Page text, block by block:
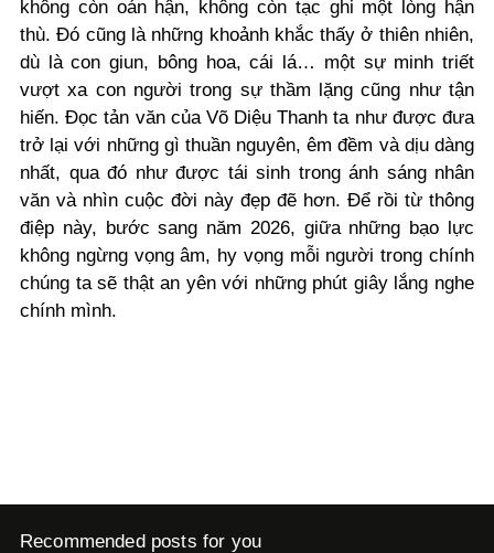
không còn oán hận, không còn tạc ghi một lòng hận
thù. Đó cũng là những khoảnh khắc thấy ở thiên nhiên,
dù là con giun, bông hoa, cái lá… một sự minh triết
vượt xa con người trong sự thầm lặng cũng như tận
hiến. Đọc tản văn của Võ Diệu Thanh ta như được đưa
trở lại với những gì thuần nguyên, êm đềm và dịu dàng
nhất, qua đó như được tái sinh trong ánh sáng nhân
văn và nhìn cuộc đời này đẹp đẽ hơn. Để rồi từ thông
điệp này, bước sang năm 2026, giữa những bạo lực
không ngừng vọng âm, hy vọng mỗi người trong chính
chúng ta sẽ thật an yên với những phút giây lắng nghe
chính mình.
Recommended posts for you